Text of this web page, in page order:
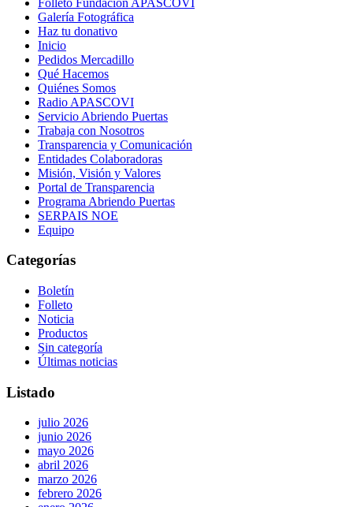
Galería Fotográfica
Haz tu donativo
Inicio
Pedidos Mercadillo
Qué Hacemos
Quiénes Somos
Radio APASCOVI
Servicio Abriendo Puertas
Trabaja con Nosotros
Transparencia y Comunicación
Entidades Colaboradoras
Misión, Visión y Valores
Portal de Transparencia
Programa Abriendo Puertas
SERPAIS NOE
Equipo
Categorías
Boletín
Folleto
Noticia
Productos
Sin categoría
Últimas noticias
Listado
julio 2026
junio 2026
mayo 2026
abril 2026
marzo 2026
febrero 2026